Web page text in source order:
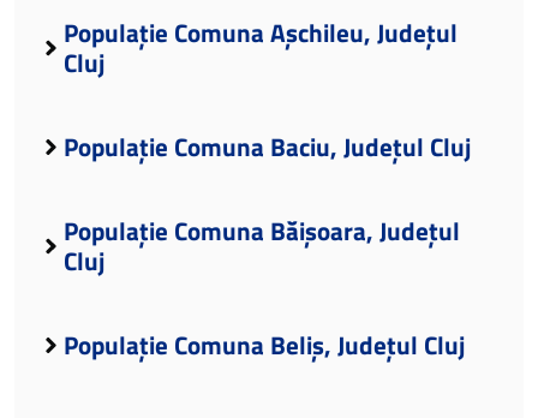
Populație Comuna Așchileu, Județul
Cluj
Populație Comuna Baciu, Județul Cluj
Populație Comuna Băișoara, Județul
Cluj
Populație Comuna Beliș, Județul Cluj